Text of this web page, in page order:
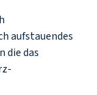
aufstauendes
die das